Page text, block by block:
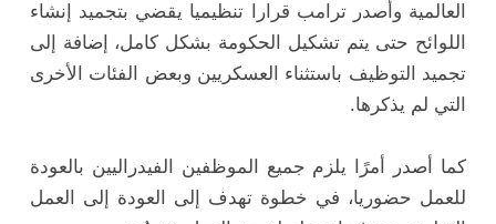
العالمية وأصدر ترامب قرارا تنظيميا يقضي بتجميد إنشاء
اللوائح حتى يتم تشكيل الحكومة بشكل كامل، إضافة إلى
تجميد التوظيف باستثناء العسكريين وبعض الفئات الأخرى
التي لم يذكرها.
كما أصدر أمرًا يلزم جميع الموظفين الفيدراليين بالعودة
للعمل حضوريا، في خطوة تهدف إلى العودة إلى العمل